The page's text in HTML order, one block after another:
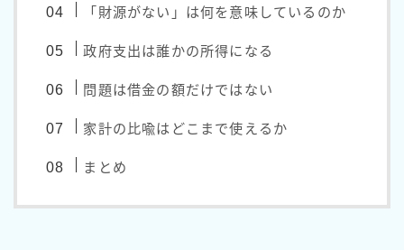
Profile
Contact
「財源がない」は何を意味しているのか
政府支出は誰かの所得になる
問題は借金の額だけではない
家計の比喩はどこまで使えるか
まとめ